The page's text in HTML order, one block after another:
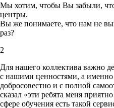
Мы хотим, чтобы Вы забыли,
центры.
Вы же понимаете, что нам не
раз?
2
Для нашего коллектива важно
с нашими ценностями, а именно
добросовестно и с полной
сказал «эти ребята меня
сфере обучения есть такой